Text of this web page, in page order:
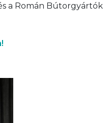
a Román Bútorgyártók